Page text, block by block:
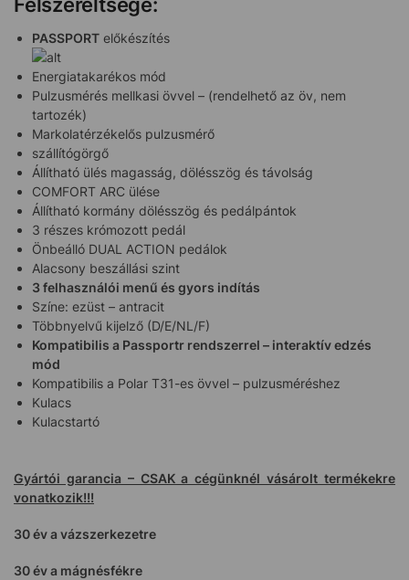
PASSPORT előkészítés
Energiatakarékos mód
Pulzusmérés mellkasi övvel – (rendelhető az öv, nem
tartozék)
Markolatérzékelős pulzusmérő
szállítógörgő
Állítható ülés magasság, dölésszög és távolság
COMFORT ARC ülése
Állítható kormány dölésszög és pedálpántok
3 részes krómozott pedál
Önbeálló DUAL ACTION pedálok
Alacsony beszállási szint
3 felhasználói menű és gyors indítás
Színe: ezüst – antracit
Többnyelvű kijelző (D/E/NL/F)
Kompatibilis a Passportr rendszerrel – interaktív edzés
mód
Kompatibilis a Polar T31-es övvel – pulzusméréshez
Kulacs
Kulacstartó
Gyártói garancia – CSAK a cégünknél vásárolt termékekre
vonatkozik!!!
30 év a vázszerkezetre
30 év a mágnésfékre